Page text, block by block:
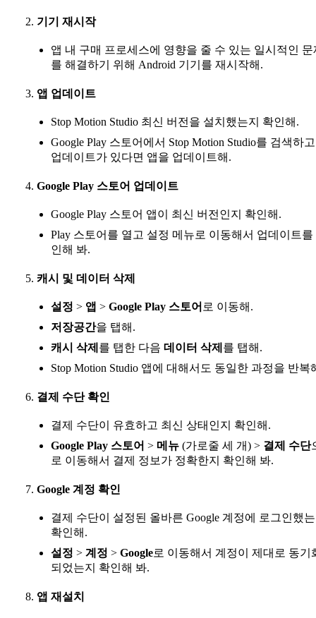
기기 재시작
앱 내 구매 프로세스에 영향을 줄 수 있는 일시적인 문
를 해결하기 위해 Android 기기를 재시작해.
앱 업데이트
Stop Motion Studio 최신 버전을 설치했는지 확인해.
Google Play 스토어에서 Stop Motion Studio를 검색하고
업데이트가 있다면 앱을 업데이트해.
Google Play 스토어 업데이트
Google Play 스토어 앱이 최신 버전인지 확인해.
Play 스토어를 열고 설정 메뉴로 이동해서 업데이트를
인해 봐.
캐시 및 데이터 삭제
설정 > 앱 > Google Play 스토어 로 이동해.
저장공간을 탭해.
캐시 삭제 를 탭한 다음 데이터 삭제 를 탭해.
Stop Motion Studio 앱에 대해서도 동일한 과정을 반복
결제 수단 확인
결제 수단이 유효하고 최신 상태인지 확인해.
Google Play 스토어 > 메뉴 (가로줄 세 개) > 결제 수단
로 이동해서 결제 정보가 정확한지 확인해 봐.
Google 계정 확인
결제 수단이 설정된 올바른 Google 계정에 로그인했
확인해.
설정 > 계정 > Google로 이동해서 계정이 제대로 동기
되었는지 확인해 봐.
앱 재설치